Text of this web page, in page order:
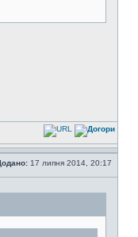
17 липня 2014, 20:17